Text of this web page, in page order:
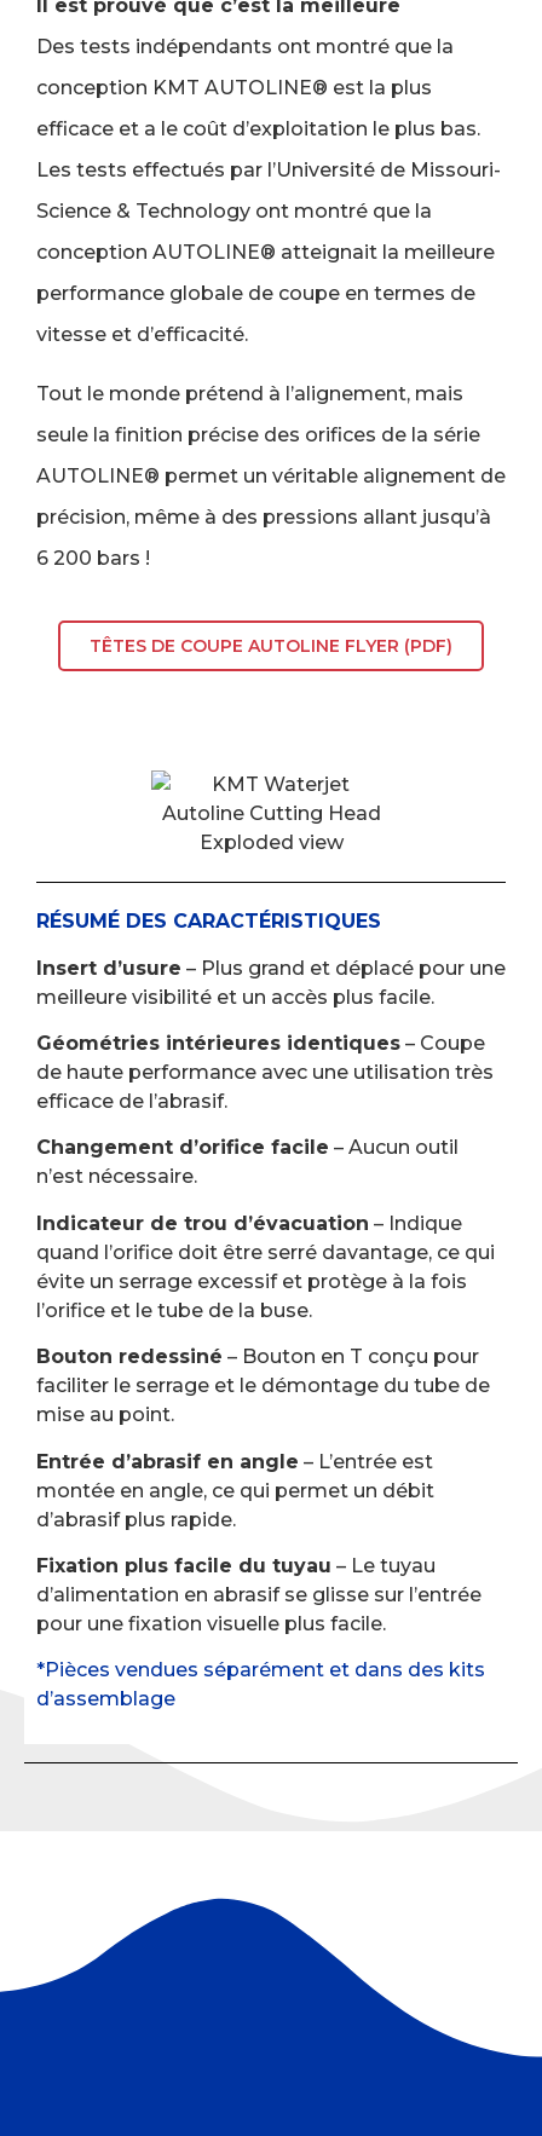
Il est prouvé que c’est la meilleure
Des tests indépendants ont montré que la
conception KMT AUTOLINE® est la plus
efficace et a le coût d’exploitation le plus bas.
Les tests effectués par l’Université de Missouri-
Science & Technology ont montré que la
conception AUTOLINE® atteignait la meilleure
performance globale de coupe en termes de
vitesse et d’efficacité.
Tout le monde prétend à l’alignement, mais
seule la finition précise des orifices de la série
AUTOLINE® permet un véritable alignement de
précision, même à des pressions allant jusqu’à
6 200 bars !
TÊTES DE COUPE AUTOLINE FLYER (PDF)
RÉSUMÉ DES CARACTÉRISTIQUES
Insert d’usure – Plus grand et déplacé pour une
meilleure visibilité et un accès plus facile.
Géométries intérieures identiques – Coupe
de haute performance avec une utilisation très
efficace de l’abrasif.
Changement d’orifice facile – Aucun outil
n’est nécessaire.
Indicateur de trou d’évacuation – Indique
quand l’orifice doit être serré davantage, ce qui
évite un serrage excessif et protège à la fois
l’orifice et le tube de la buse.
Bouton redessiné – Bouton en T conçu pour
faciliter le serrage et le démontage du tube de
mise au point.
Entrée d’abrasif en angle – L’entrée est
montée en angle, ce qui permet un débit
d’abrasif plus rapide.
Fixation plus facile du tuyau – Le tuyau
d’alimentation en abrasif se glisse sur l’entrée
pour une fixation visuelle plus facile.
*Pièces vendues séparément et dans des kits
d’assemblage